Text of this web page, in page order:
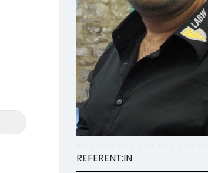
REFERENT:IN